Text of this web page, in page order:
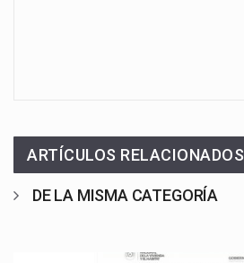
ARTÍCULOS RELACIONADOS
DE LA MISMA CATEGORÍA